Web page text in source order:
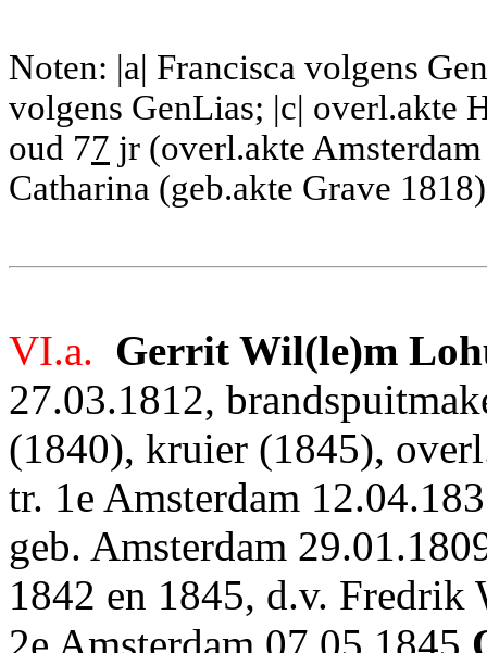
Noten: |a| Francisca volgens
volgens GenLias; |c| overl.akte
oud 77 jr (overl.akte
Catharina (geb.akte Grave
VI.a. Gerrit Wil(le)m
27.03.1812,
(1840), kruier (1845),
tr. 1e Amsterdam
geb. Amsterdam
1842 en 1845, d.v.